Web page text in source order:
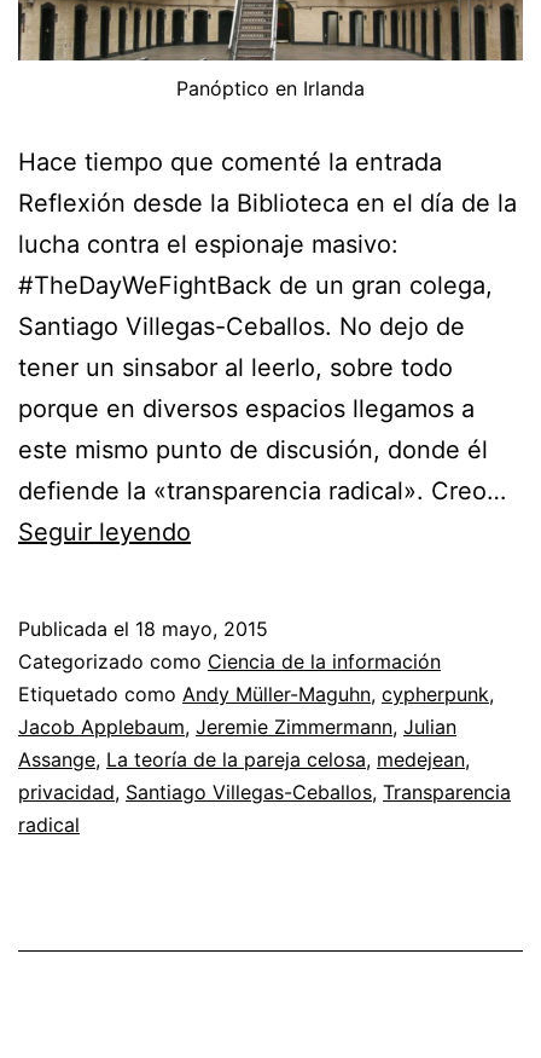
Panóptico en Irlanda
Hace tiempo que comenté la entrada
Reflexión desde la Biblioteca en el día de la
lucha contra el espionaje masivo:
#TheDayWeFightBack de un gran colega,
Santiago Villegas-Ceballos. No dejo de
tener un sinsabor al leerlo, sobre todo
porque en diversos espacios llegamos a
este mismo punto de discusión, donde él
defiende la «transparencia radical». Creo…
Seguir leyendo
la
pareja
celosa
y
Publicada el 18 mayo, 2015
Categorizado como Ciencia de la información
Etiquetado como Andy Müller-Maguhn, cypherpunk,
Jacob Applebaum, Jeremie Zimmermann, Julian
Assange, La teoría de la pareja celosa, medejean,
privacidad, Santiago Villegas-Ceballos, Transparencia
radical